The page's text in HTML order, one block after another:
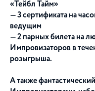
«Тейбл Тайм»
— 3 сертификата на
ведущим
— 2 парных билета на
Импровизаторов в
розыгрыша.
А также